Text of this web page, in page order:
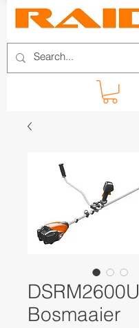
DSRM2600U
Bosmaaier